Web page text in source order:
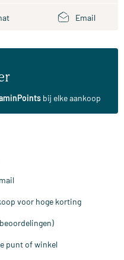
Email
bij elke aankoop
voor hoge korting
punt of winkel